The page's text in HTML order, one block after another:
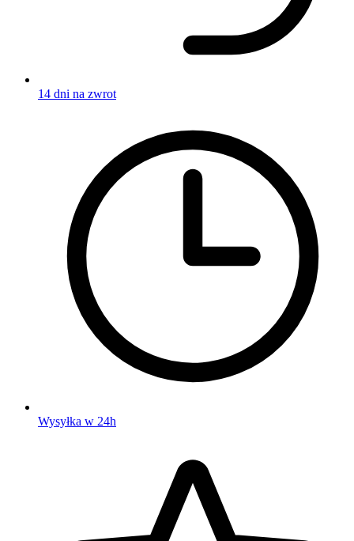
14 dni na zwrot
Wysyłka w 24h